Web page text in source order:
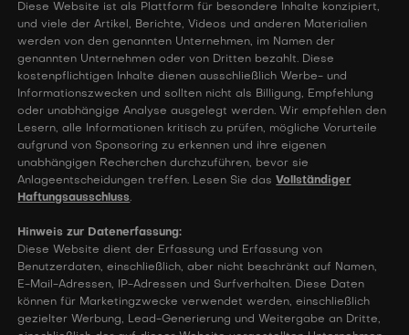
Diese Website ist als Plattform für besondere Inhalte konzipiert,
und viele der Artikel, Berichte, Videos und anderen Materialien
werden von den genannten Unternehmen, im Namen der
genannten Unternehmen oder von Dritten bezahlt. Diese
kostenpflichtigen Inhalte dienen ausschließlich Werbe- und
Informationszwecken und sollten nicht als Billigung, Empfehlung
oder unabhängige Analyse ausgelegt werden. Wir empfehlen den
Lesern, alle Informationen kritisch zu prüfen, mögliche Vorurteile
aufgrund von Sponsoring zu erkennen und ihre eigenen
unabhängigen Recherchen durchzuführen, bevor sie
Anlageentscheidungen treffen. Lesen Sie dasVollständiger
Haftungsausschluss.
Hinweis zur Datenerfassung:
Diese Website dient der Erfassung und Erfassung von
Benutzerdaten, einschließlich, aber nicht beschränkt auf Namen,
E-Mail-Adressen, IP-Adressen und Surfverhalten. Diese Daten
können für Marketingzwecke verwendet werden, einschließlich
gezielter Werbung, Lead-Generierung und Weitergabe an Dritte,